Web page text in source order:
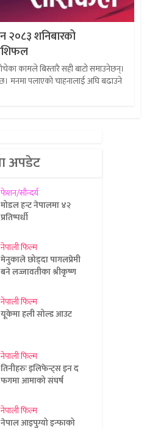
शनिबारको
कामले बिस्तारै सही बाटो समाउनेछन्।
मनमा पलाएको चाहनालाई अघि बढाउने
अपडेट
फेशन/सौन्दर्य
मोडल हन्ट नेपालमा ४२
प्रतिष्पर्धी
नेपाली फिल्म
मेनुकाले छोड्दा पागलप्रेमी
बने लज्जावतीका श्रीकृष्ण
नेपाली फिल्म
यूकेमा हली सोल्ड आउट
नेपाली फिल्म
तिनीहरुः इलिफेन्ट्स इन द
फगमा आमाको संघर्ष
नेपाली फिल्म
नेपाल आइपुग्यो इन्फाको